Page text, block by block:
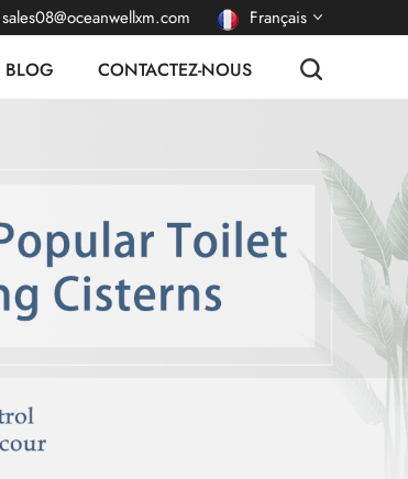
sales08@oceanwellxm.com Français
italiano
español
BLOG CONTACTEZ-NOUS